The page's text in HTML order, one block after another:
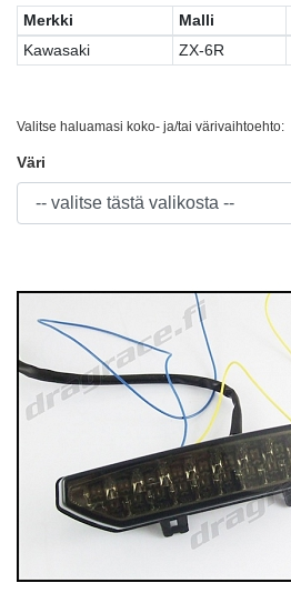
Merkki Malli
Kawasaki
ZX-6R
Valitse haluamasi koko- ja/tai värivaihtoehto:
Väri